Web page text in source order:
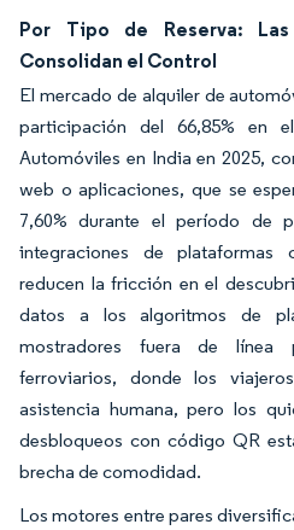
Por Tipo de Reserva:
Consolidan el Control
El mercado de alquiler de
participación del 66,85% en
Automóviles en India en 2025,
web o aplicaciones, que se
7,60% durante el período de
integraciones de plataformas
reducen la fricción en el
datos a los algoritmos de
mostradores fuera de línea
ferroviarios, donde los
asistencia humana, pero los
desbloqueos con código QR
brecha de comodidad.
Los motores entre pares